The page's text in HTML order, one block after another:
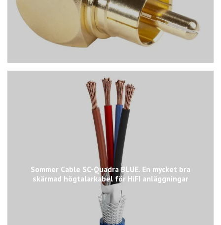
Sommer Cable SC-Quadra BLUE. En mycket bra
skärmad högtalarkabel för HiFI anläggningar